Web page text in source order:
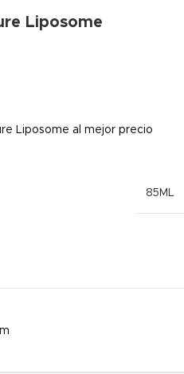
Liposome
Liposome al mejor precio
85ML